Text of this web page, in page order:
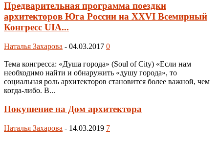
Предварительная программа поездки
архитекторов Юга России на XXVI Всемирный
Конгресс UIA...
Наталья Захарова - 04.03.2017 0
Тема конгресса: «Душа города» (Soul of City) «Если нам
необходимо найти и обнаружить «душу города», то
социальная роль архитекторов становится более важной, чем
когда-либо. В...
Покушение на Дом архитектора
Наталья Захарова - 14.03.2019 7